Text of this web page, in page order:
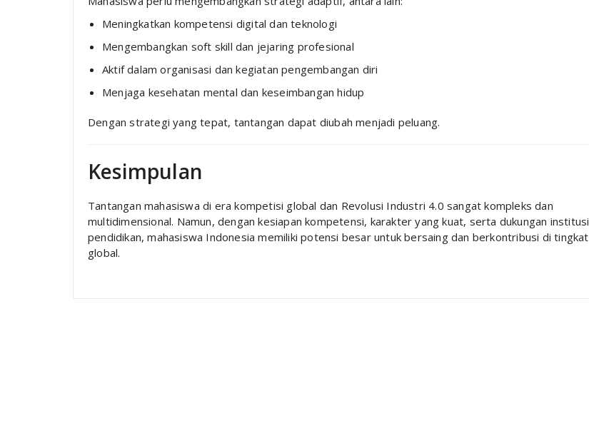
Meningkatkan kompetensi digital dan teknologi
Mengembangkan soft skill dan jejaring profesional
Aktif dalam organisasi dan kegiatan pengembangan diri
Menjaga kesehatan mental dan keseimbangan hidup
Dengan strategi yang tepat, tantangan dapat diubah menjadi peluang.
Kesimpulan
Tantangan mahasiswa di era kompetisi global dan Revolusi Industri 4.0 sangat kompleks dan
multidimensional. Namun, dengan kesiapan kompetensi, karakter yang kuat, serta dukungan institusi
pendidikan, mahasiswa Indonesia memiliki potensi besar untuk bersaing dan berkontribusi di tingkat
global.